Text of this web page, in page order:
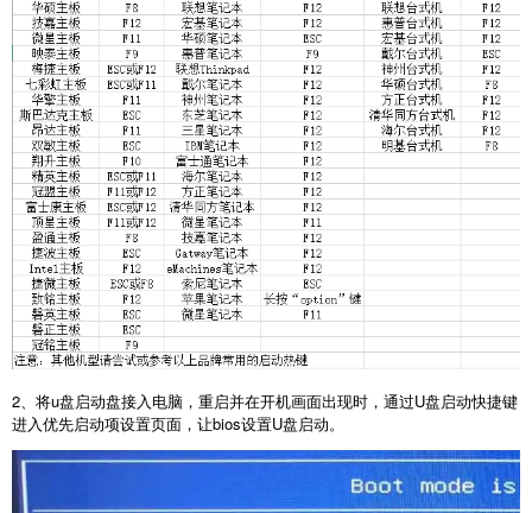
2 、将u盘启动盘接入电脑，重启并在开机画面出现时，通过U盘启动快捷键
进入优先启动项设置页面，让bios设置U盘启动。